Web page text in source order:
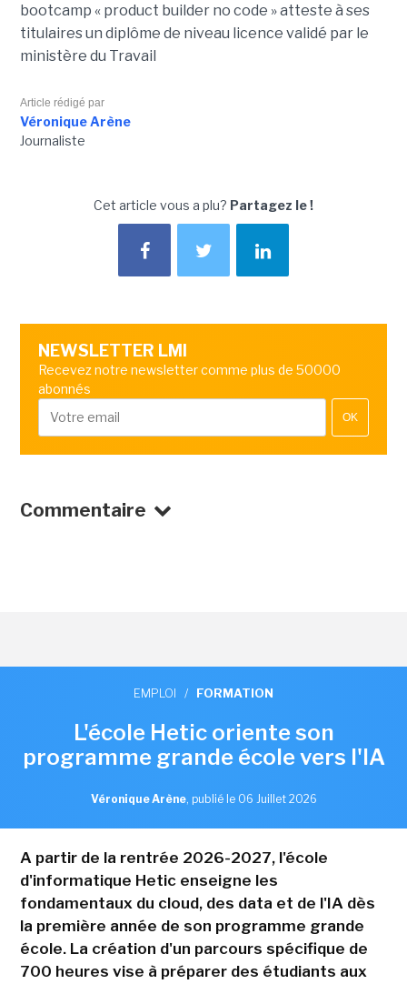
bootcamp « product builder no code » atteste à ses
titulaires un diplôme de niveau licence validé par le
ministère du Travail
Article rédigé par
Véronique Arène
Journaliste
Cet article vous a plu? Partagez le !
NEWSLETTER LMI
Recevez notre newsletter comme plus de 50000
abonnés
OK
Commentaire
EMPLOI / FORMATION
L'école Hetic oriente son
programme grande école vers l'IA
Véronique Arène, publié le 06 Juillet 2026
A partir de la rentrée 2026-2027, l'école
d'informatique Hetic enseigne les
fondamentaux du cloud, des data et de l'IA dès
la première année de son programme grande
école. La création d'un parcours spécifique de
700 heures vise à préparer des étudiants aux